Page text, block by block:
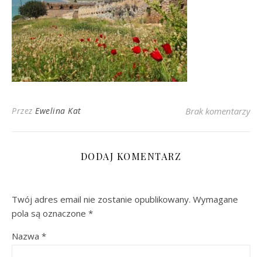
Przez Ewelina Kat Brak komentarzy
DODAJ KOMENTARZ
Twój adres email nie zostanie opublikowany. Wymagane
pola są oznaczone *
Nazwa *